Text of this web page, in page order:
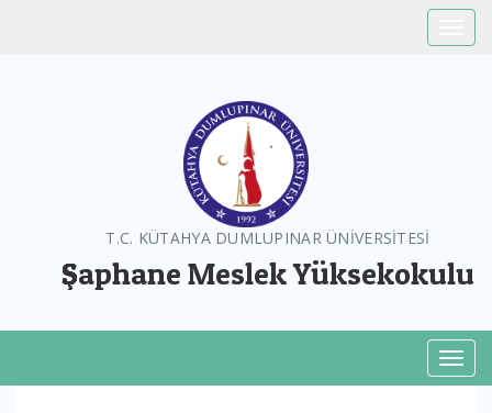
T.C. KÜTAHYA DUMLUPINAR ÜNİVERSİTESİ
Şaphane Meslek Yüksekokulu